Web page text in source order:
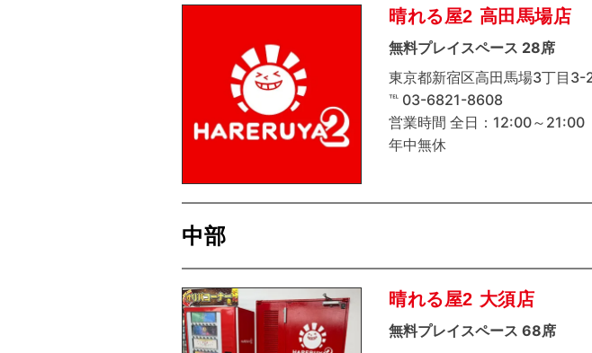
晴れる屋2 高田馬場店
無料プレイスペース 28席
東京都新宿区高田馬場3丁目3-
℡ 03-6821-8608
営業時間 全日：12:00～21:00
年中無休
中部
晴れる屋2 大須店
無料プレイスペース 68席